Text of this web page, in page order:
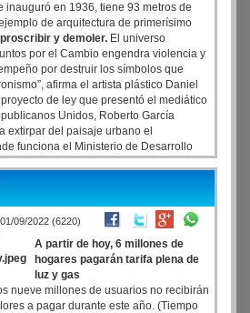
inauguró en 1936, tiene 93 metros de
de arquitectura de primerísimo
y demoler. El universo
por el Cambio engendra violencia y
por destruir los símbolos que
afirma el artista plástico Daniel
de ley que presentó el mediático
Unidos, Roberto García
extirpar del paisaje urbano el
funciona el Ministerio de Desarrollo
9 de julio, “para mejorar la
piquetes”.
01/09/2022 (6220)
A partir de hoy, 6 millones de
hogares pagarán tarifa plena de
luz y gas
nueve millones de usuarios no recibirán
a pagar durante este año. (Tiempo